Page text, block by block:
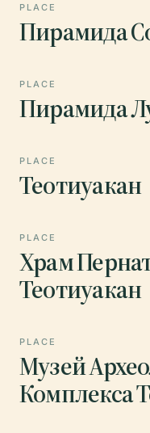
PLACE
Пирамида
PLACE
Пирамида
PLACE
Теотиуакан
PLACE
Храм
Теотиуакан
PLACE
Музей
Комплекса